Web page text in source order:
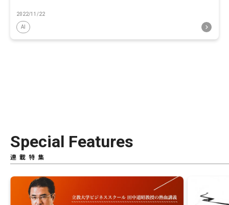
2022/11/22
AI
Special Features
連載特集